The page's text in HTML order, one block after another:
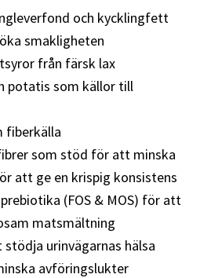
och kycklingfett
smakligheten
från färsk lax
potatis som källor till
fiberkälla
som stöd för att minska
att ge en krispig konsistens
(FOS & MOS) för att
matsmältning
urinvägarnas hälsa
avföringslukter